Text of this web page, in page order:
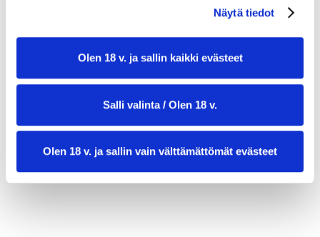
Näytä tiedot
Olen 18 v. ja sallin kaikki evästeet
Salli valinta / Olen 18 v.
Olen 18 v. ja sallin vain välttämättömät evästeet
valmistusaika:35 min
annosmäärä :